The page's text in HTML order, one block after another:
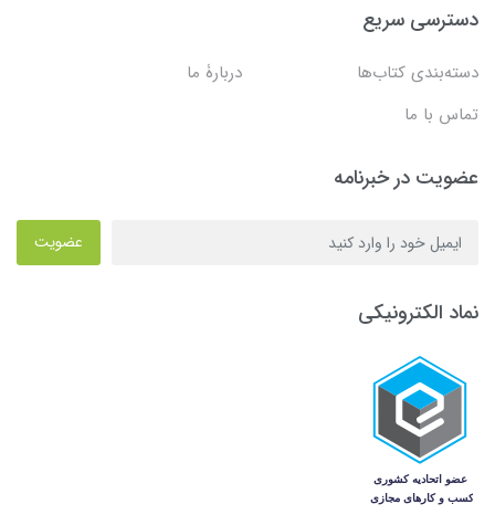
دسترسی سریع
دسته‌بندی کتاب‌ها
دربارۀ ما
تماس با ما
عضویت در خبرنامه
عضویت
نماد الکترونیکی